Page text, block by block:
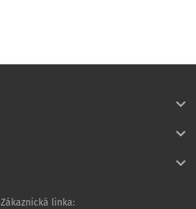
Zákaznická linka: